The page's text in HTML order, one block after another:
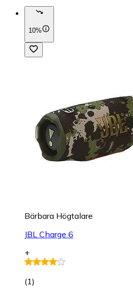
10%
Bärbara Högtalare
JBL Charge 6
+
(1)